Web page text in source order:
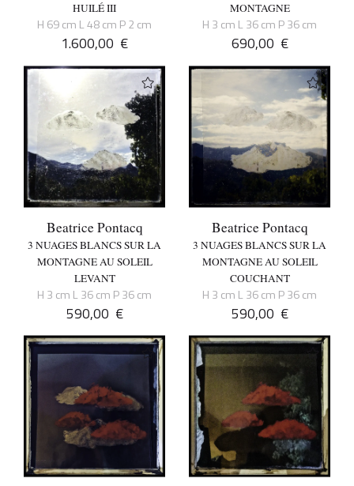
HUILÉ III
H 69 cm L 48 cm P 2 cm
1.600,00 €
MONTAGNE
H 3 cm L 36 cm P 36 cm
690,00 €
Beatrice Pontacq
3 NUAGES BLANCS SUR LA
MONTAGNE AU SOLEIL
LEVANT
H 3 cm L 36 cm P 36 cm
590,00 €
Beatrice Pontacq
3 NUAGES BLANCS SUR LA
MONTAGNE AU SOLEIL
COUCHANT
H 3 cm L 36 cm P 36 cm
590,00 €